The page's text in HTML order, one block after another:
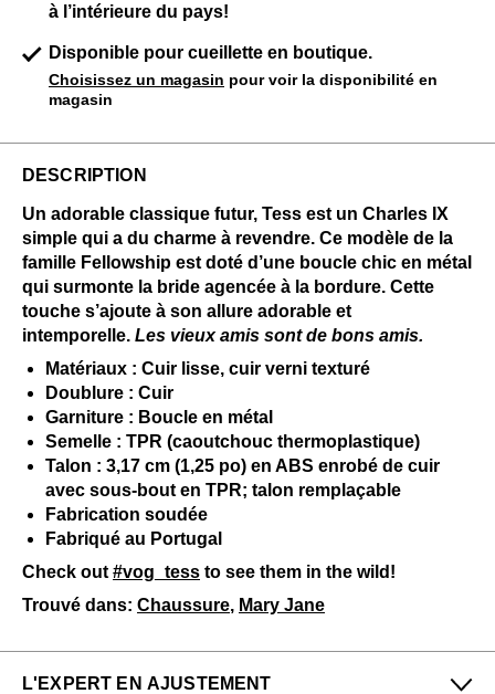
à l’intérieure du pays!
Disponible pour cueillette en boutique.
Choisissez un magasin pour voir la disponibilité en
magasin
DESCRIPTION
Un adorable classique futur, Tess est un Charles IX
simple qui a du charme à revendre. Ce modèle de la
famille Fellowship est doté d’une boucle chic en métal
qui surmonte la bride agencée à la bordure. Cette
touche s’ajoute à son allure adorable et
intemporelle. Les vieux amis sont de bons amis.
Matériaux : Cuir lisse, cuir verni texturé
Doublure : Cuir
Garniture : Boucle en métal
Semelle : TPR (caoutchouc thermoplastique)
Talon : 3,17 cm (1,25 po) en ABS enrobé de cuir
avec sous-bout en TPR; talon remplaçable
Fabrication soudée
Fabriqué au Portugal
Check out #vog_tess to see them in the wild!
Trouvé dans: Chaussure, Mary Jane
L'EXPERT EN AJUSTEMENT